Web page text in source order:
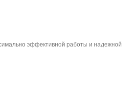
эффективной работы и надежной